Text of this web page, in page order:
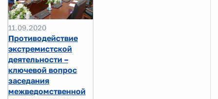
11.09.2020
Противодействие
экстремистской
деятельности –
ключевой вопрос
заседания
межведомственной